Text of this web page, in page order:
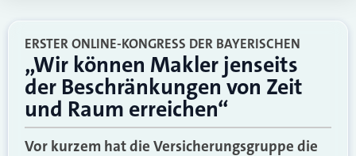
ERSTER ONLINE-KONGRESS DER BAYERISCHEN
„Wir können Makler jenseits
der Beschränkungen von Zeit
und Raum erreichen“
Vor kurzem hat die Versicherungsgruppe die